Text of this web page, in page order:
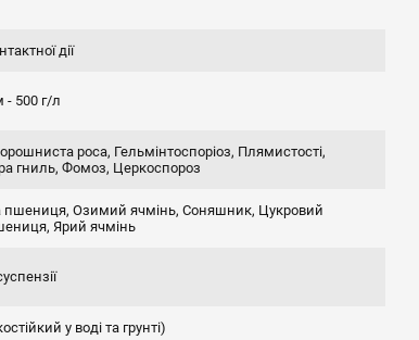
дії
- 500 г/л
роса, Гельмінтоспоріоз, Плямистості,
гниль, Фомоз, Церкоспороз
Озимий ячмінь, Соняшник, Цукровий
Ярий ячмінь
у воді та грунті)